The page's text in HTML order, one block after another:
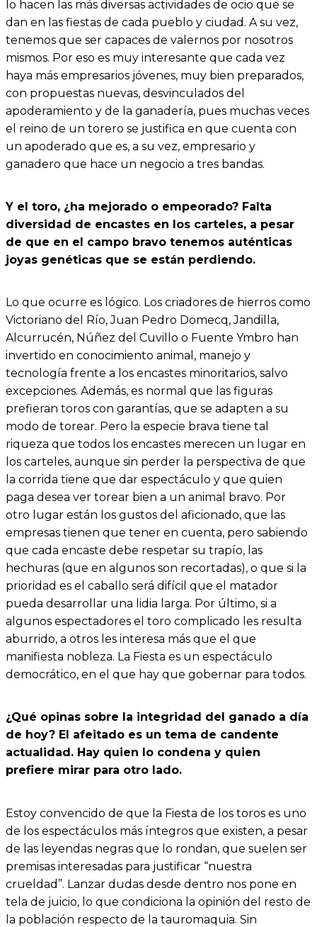
lo hacen las más diversas actividades de ocio que se
dan en las fiestas de cada pueblo y ciudad. A su vez,
tenemos que ser capaces de valernos por nosotros
mismos. Por eso es muy interesante que cada vez
haya más empresarios jóvenes, muy bien preparados,
con propuestas nuevas, desvinculados del
apoderamiento y de la ganadería, pues muchas veces
el reino de un torero se justifica en que cuenta con
un apoderado que es, a su vez, empresario y
ganadero que hace un negocio a tres bandas.
Y el toro, ¿ha mejorado o empeorado? Falta
diversidad de encastes en los carteles, a pesar
de que en el campo bravo tenemos auténticas
joyas genéticas que se están perdiendo.
Lo que ocurre es lógico. Los criadores de hierros como
Victoriano del Río, Juan Pedro Domecq, Jandilla,
Alcurrucén, Núñez del Cuvillo o Fuente Ymbro han
invertido en conocimiento animal, manejo y
tecnología frente a los encastes minoritarios, salvo
excepciones. Además, es normal que las figuras
prefieran toros con garantías, que se adapten a su
modo de torear. Pero la especie brava tiene tal
riqueza que todos los encastes merecen un lugar en
los carteles, aunque sin perder la perspectiva de que
la corrida tiene que dar espectáculo y que quien
paga desea ver torear bien a un animal bravo. Por
otro lugar están los gustos del aficionado, que las
empresas tienen que tener en cuenta, pero sabiendo
que cada encaste debe respetar su trapío, las
hechuras (que en algunos son recortadas), o que si la
prioridad es el caballo será difícil que el matador
pueda desarrollar una lidia larga. Por último, si a
algunos espectadores el toro complicado les resulta
aburrido, a otros les interesa más que el que
manifiesta nobleza. La Fiesta es un espectáculo
democrático, en el que hay que gobernar para todos.
¿Qué opinas sobre la integridad del ganado a día
de hoy? El afeitado es un tema de candente
actualidad. Hay quien lo condena y quien
prefiere mirar para otro lado.
Estoy convencido de que la Fiesta de los toros es uno
de los espectáculos más íntegros que existen, a pesar
de las leyendas negras que lo rondan, que suelen ser
premisas interesadas para justificar “nuestra
crueldad”. Lanzar dudas desde dentro nos pone en
tela de juicio, lo que condiciona la opinión del resto de
la población respecto de la tauromaquia. Sin